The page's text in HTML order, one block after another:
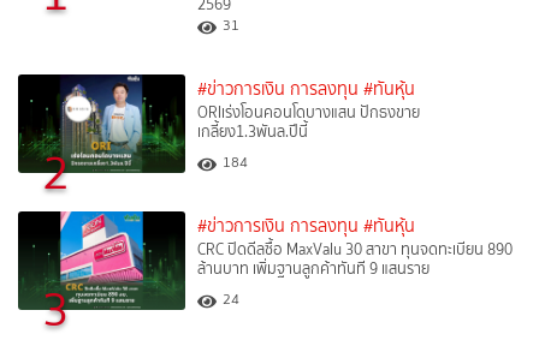
31
2
#ข่าวการเงิน การลงทุน #ทันหุ้น
ORIเร่งโอนคอนโดบางแสน ปักธงขาย
เกลี้ยง1.3พันล.ปีนี้
184
3
#ข่าวการเงิน การลงทุน #ทันหุ้น
CRC ปิดดีลซื้อ MaxValu 30 สาขา ทุนจดทะเบียน 890
ล้านบาท เพิ่มฐานลูกค้าทันที 9 แสนราย
24